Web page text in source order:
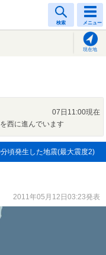
検索 メニュー
現在地
07日11:00現在
西に進んでいます
頃発生した地震(最大震度2)
2011年05月12日03:23発表